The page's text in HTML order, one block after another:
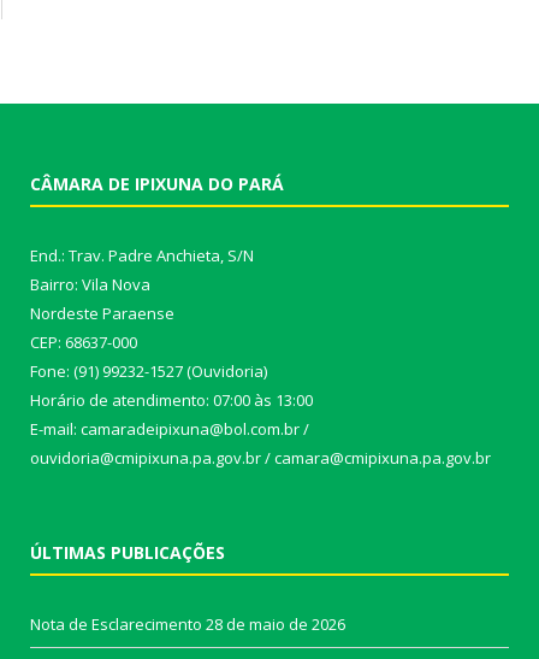
CÂMARA DE IPIXUNA DO PARÁ
End.: Trav. Padre Anchieta, S/N
Bairro: Vila Nova
Nordeste Paraense
CEP: 68637-000
Fone: (91) 99232-1527 (Ouvidoria)
Horário de atendimento: 07:00 às 13:00
E-mail: camaradeipixuna@bol.com.br /
ouvidoria@cmipixuna.pa.gov.br / camara@cmipixuna.pa.gov.br
ÚLTIMAS PUBLICAÇÕES
Nota de Esclarecimento 28 de maio de 2026